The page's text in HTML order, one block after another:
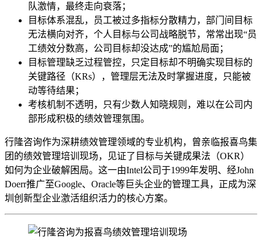
队激情，最终走向衰落；
目标体系混乱，员工被过多指标分散精力，部门间目标
无法横向对齐，个人目标与公司战略脱节，常常出现“员
工绩效分数高，公司目标却没达成”的尴尬局面；
目标管理缺乏过程管控，只定目标却不明确实现目标的
关键路径（KRs），管理层无法及时掌握进度，只能被
动等待结果；
考核机制不透明，只有少数人知晓规则，难以在公司内
部形成积极的绩效管理氛围。
行隆咨询作为深耕绩效管理领域的专业机构，曾亲临报喜鸟集
团的绩效管理培训现场，见证了目标与关键成果法（OKR）
如何为企业破解困局。这一由Intel公司于1999年发明、经John
Doerr推广至Google、Oracle等巨头企业的管理工具，正成为深
圳创新型企业激活组织活力的核心方案。